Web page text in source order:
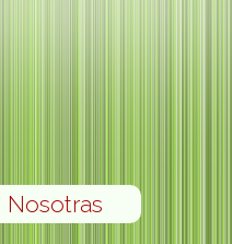
Nosotras